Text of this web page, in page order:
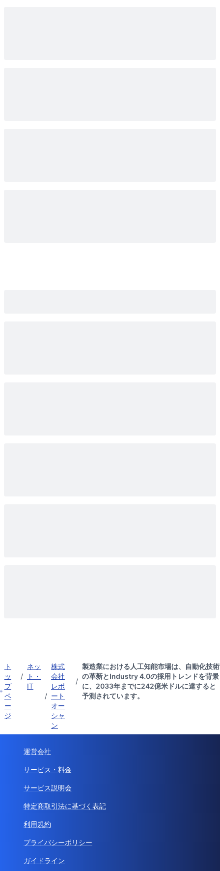
ト
ッ
プ
ペ
ー
ジ
/
ネッ
ト・
IT
/
株式
会社
レポ
ート
オー
シャ
ン
/
製造業における人工知能市場は、自動化技術
の革新とIndustry 4.0の採用トレンドを背景
に、2033年までに242億米ドルに達すると
予測されています。
運営会社
サービス・料金
サービス説明会
特定商取引法に基づく表記
利用規約
プライバシーポリシー
ガイドライン